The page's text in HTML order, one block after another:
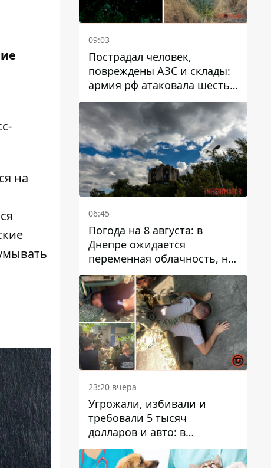
на
09:03
Пострадал человек,
повреждены АЗС и склады:
армия рф атаковала шесть
районов Днепропетровской
области
06:45
Погода на 8 августа: в
Днепре ожидается
переменная облачность, но
может пойти дождь
23:20 вчера
Угрожали, избивали и
требовали 5 тысяч
долларов и авто: в
Павлограде задержали двух
мужчин